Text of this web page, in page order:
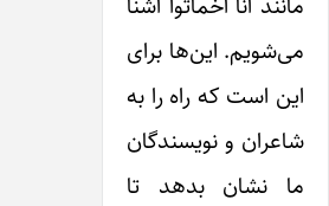
می‌شویم. این‌ها برای
این است که راه را به
شاعران و نویسندگان
ما نشان بدهد تا